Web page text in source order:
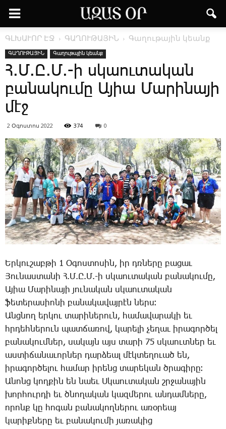
ԳԼԽԱՒՈՐ ԷՋ ԳԱՂՈՒԹԱՅԻՆ Գաղութային կեանք
ԳԱՂՈՒԹԱՅԻՆ Գաղութային կեանք
Հ.Մ.Ը.Մ.-ի սկաու­տա­կան
բա­նա­կու­մը Ա­յիա ­Մա­րի­նա­յի
մէջ
2 Օգոստոս 2022 374 0
Եր­կու­շաբ­թի 1 Օ­գոս­տո­սին, իր դռնե­րը բա­ցաւ
­Յու­նաս­տա­նի Հ.Մ.Ը.Մ.-ի սկաու­տա­կան բա­նա­կու­մը,
Ա­յիա ­Մա­րի­նա­յի յու­նա­կան սկաու­տա­կան
ֆե­տե­րա­սիո­նի բա­նա­կա­վայ­րէն ներս։
Անց­նող եր­կու տա­րի­նե­րուն, հա­մա­վա­րա­կի եւ
հրդեհ­նե­րուն պատ­ճա­ռով, կա­րե­լի չե­ղաւ ի­րա­գոր­ծել
բա­նա­կում­ներ, սա­կայն այս տա­րի 75 սկաուտ­ներ եւ
աս­տի­ճա­նա­ւոր­ներ դար­ձեալ մէկ­տե­ղո­ւած են,
ի­րա­գոր­ծե­լու հա­մար ի­րենց տա­րե­կան ծրա­գի­րը։
Ա­նոնց կող­քին են նաեւ Ս­կաու­տա­կան շրջա­նա­յին
խոր­հուր­դի եւ ծնո­ղա­կան կազ­մե­րու ան­դամ­նե­րը,
ո­րոնք կը հո­գան բա­նա­կող­նե­րու ա­ռօ­րեայ
կա­րիք­նե­րը եւ բա­նա­կու­մի յա­ռա­կից